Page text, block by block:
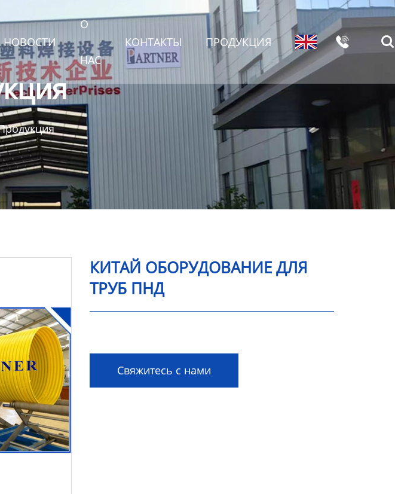
НОВОСТИ
О
НАС
КОНТАКТЫ ПРОДУКЦИЯ  
КИТАЙ ОБОРУДОВАНИЕ ДЛЯ
ТРУБ ПНД
Свяжитесь с нами